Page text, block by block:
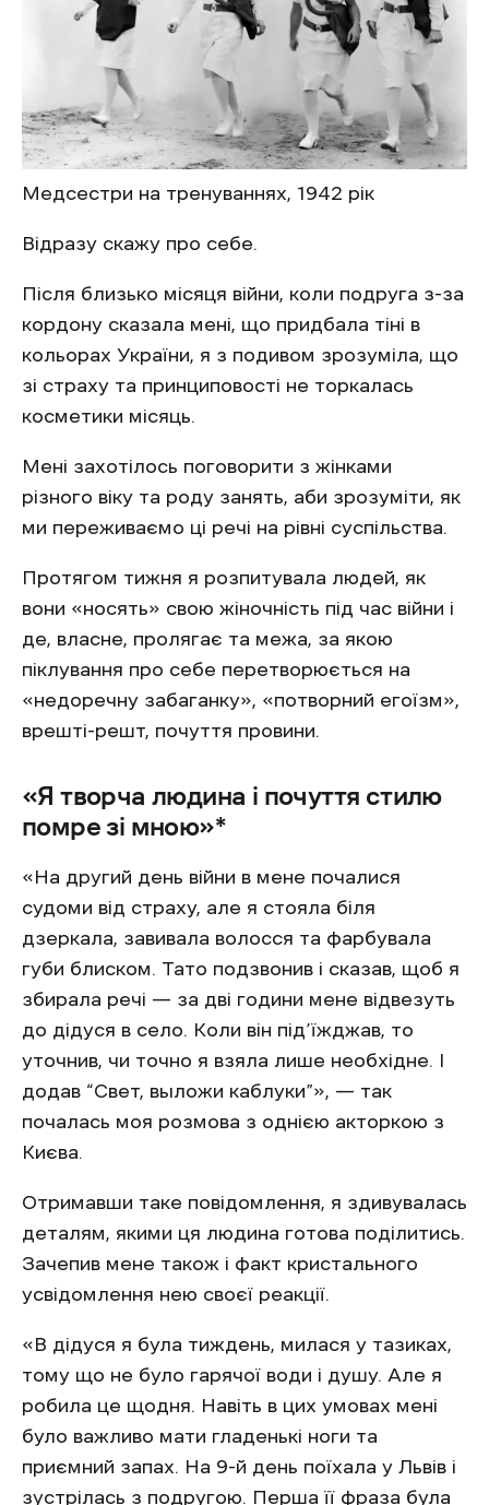
Медсестри на тренуваннях, 1942 рік
Відразу скажу про себе.
Після близько місяця війни, коли подруга з-за
кордону сказала мені, що придбала тіні в
кольорах України, я з подивом зрозуміла, що
зі страху та принциповості не торкалась
косметики місяць.
Мені захотілось поговорити з жінками
різного віку та роду занять, аби зрозуміти, як
ми переживаємо ці речі на рівні суспільства.
Протягом тижня я розпитувала людей, як
вони «носять» свою жіночність під час війни і
де, власне, пролягає та межа, за якою
піклування про себе перетворюється на
«недоречну забаганку», «потворний егоїзм»,
врешті-решт, почуття провини.
«Я творча людина і почуття стилю
помре зі мною»*
«На другий день війни в мене почалися
судоми від страху, але я стояла біля
дзеркала, завивала волосся та фарбувала
губи блиском. Тато подзвонив і сказав, щоб я
збирала речі — за дві години мене відвезуть
до дідуся в село. Коли він під’їжджав, то
уточнив, чи точно я взяла лише необхідне. І
додав “Свет, выложи каблуки”», — так
почалась моя розмова з однією акторкою з
Києва.
Отримавши таке повідомлення, я здивувалась
деталям, якими ця людина готова поділитись.
Зачепив мене також і факт кристального
усвідомлення нею своєї реакції.
«В дідуся я була тиждень, милася у тазиках,
тому що не було гарячої води і душу. Але я
робила це щодня. Навіть в цих умовах мені
було важливо мати гладенькі ноги та
приємний запах. На 9-й день поїхала у Львів і
зустрілась з подругою. Перша її фраза була